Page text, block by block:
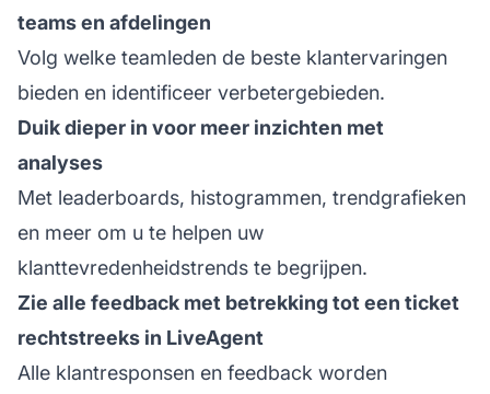
teams en afdelingen
Volg welke teamleden de beste klantervaringen
bieden en identificeer verbetergebieden.
Duik dieper in voor meer inzichten met
analyses
Met leaderboards, histogrammen, trendgrafieken
en meer om u te helpen uw
klanttevredenheidstrends te begrijpen.
Zie alle feedback met betrekking tot een ticket
rechtstreeks in LiveAgent
Alle klantresponsen en feedback worden